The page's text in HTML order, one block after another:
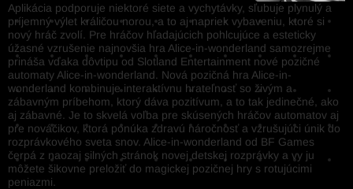
Aplikácia podporuje niektoré siete a vychytávky, sľubuje plynulý a
príjemný výlet králičou norou, a to aj napriek vybaveniu, ktoré si
nový hráč zvolí. Pre hráčov hľadajúcich pohlcujúce a esteticky
úžasné vzrušenie najnovšia hra Alice-in-wonderland samozrejme
prináša vďaka dôvtipu od Slotland Entertainment nové pozičné
automaty Alice-in-wonderland. Nová pozičná hra Alice-in-
wonderland kombinuje interaktívnu hrateľnosť so živým a
zábavným príbehom, ktorý dáva pozitívum, a to tak jedinečné, ako
aj zábavné. Je to skvelá voľba pre skúsených hráčov automatov aj
pre nováčikov, ktorá ponúka zdravú náročnosť a vzrušujúci únik do
rozprávkového sveta snov. Alice-in-wonderland od BF Games
čerpá z naozaj silných stránok novej detskej rozprávky a vy ju
môžete šikovne preložiť do magickej pozičnej hry s rotujúcimi
peniazmi.